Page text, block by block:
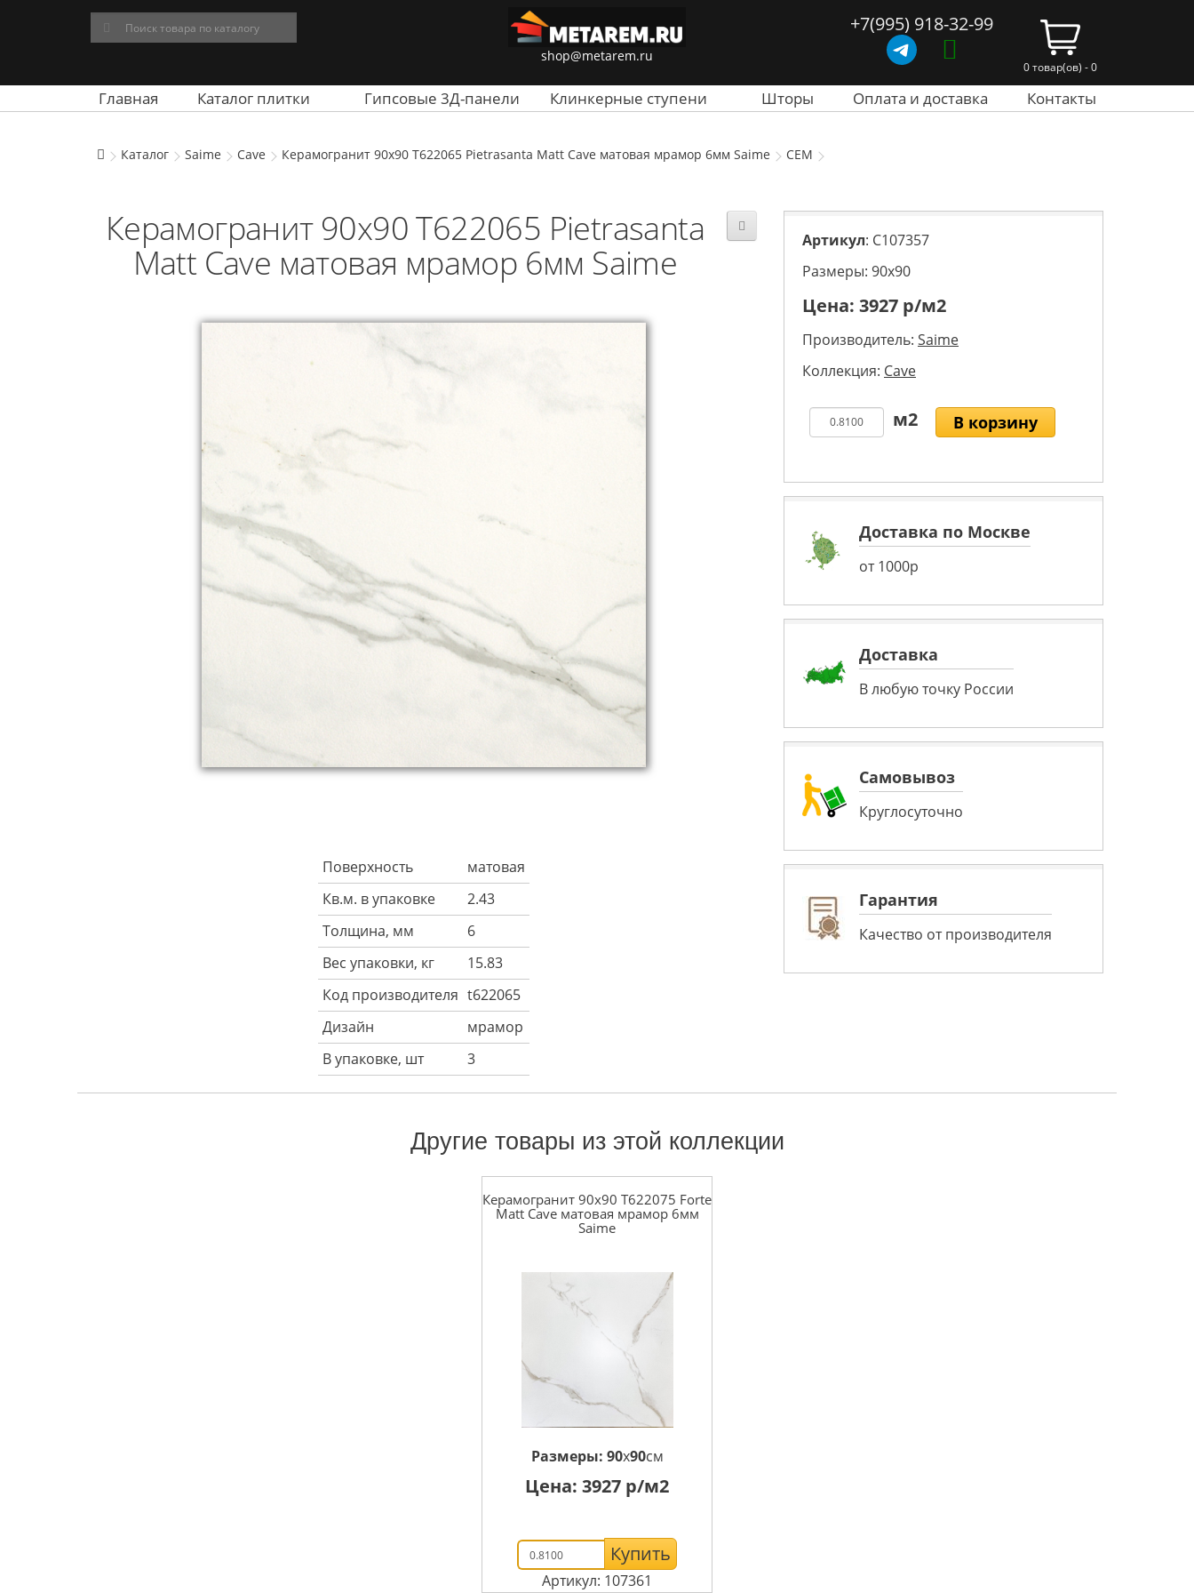
shop@metarem.ru
+7(995) 918-32-99
0 товар(ов) - 0
Главная Каталог плитки Гипсовые 3Д-панели Клинкерные ступени Шторы Оплата и доставка Контакты
Каталог Saime Cave Керамогранит 90x90 T622065 Pietrasanta Matt Cave матовая мрамор 6мм Saime CEM
Керамогранит 90x90 T622065 Pietrasanta
Matt Cave матовая мрамор 6мм Saime
Поверхность
матовая
Кв.м. в упаковке
2.43
Толщина, мм
6
Вес упаковки, кг
15.83
Код производителя t622065
Дизайн
мрамор
В упаковке, шт
3
Артикул: C107357
Размеры: 90х90
Цена: 3927 р/м2
Производитель: Saime
Коллекция: Cave
В корзину
Доставка по Москве
от 1000р
Доставка
В любую точку России
Самовывоз
Круглосуточно
Гарантия
Качество от производителя
Другие товары из этой коллекции
Керамогранит 90x90 T622075 Forte
Matt Cave матовая мрамор 6мм
Saime
Размеры: 90x90см
Цена: 3927 р/м2
Купить
Артикул: 107361